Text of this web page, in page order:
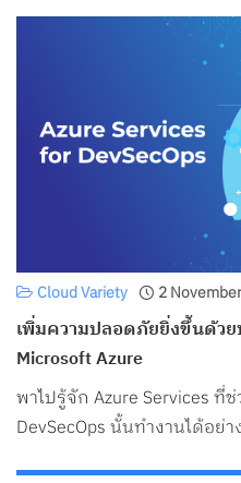
2
Cloud Variety
เพิ่มความปลอดภัยยิ่งขึ้นด้วย
Microsoft Azure
พาไปรู้จัก Azure Services ที่
DevSecOps นั้นทำงานได้อย่